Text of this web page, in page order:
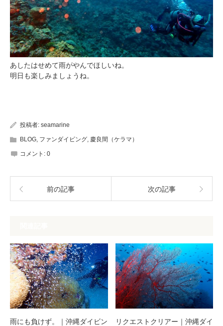
あしたはせめて雨がやんでほしいね。
明日も楽しみましょうね。
投稿者: seamarine
BLOG, ファンダイビング, 慶良間（ケラマ）
コメント: 0
前の記事 次の記事
雨にも負けず。｜沖縄ダイビン
リクエストクリアー｜沖縄ダイ